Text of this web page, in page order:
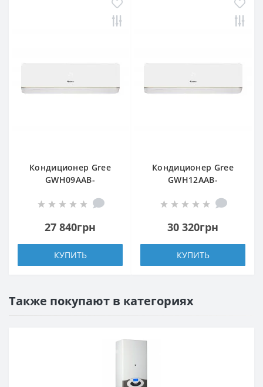
Кондиционер Gree
GWH09AAB-
27 840грн
КУПИТЬ
Кондиционер Gree
GWH12AAB-
30 320грн
КУПИТЬ
Также покупают в категориях